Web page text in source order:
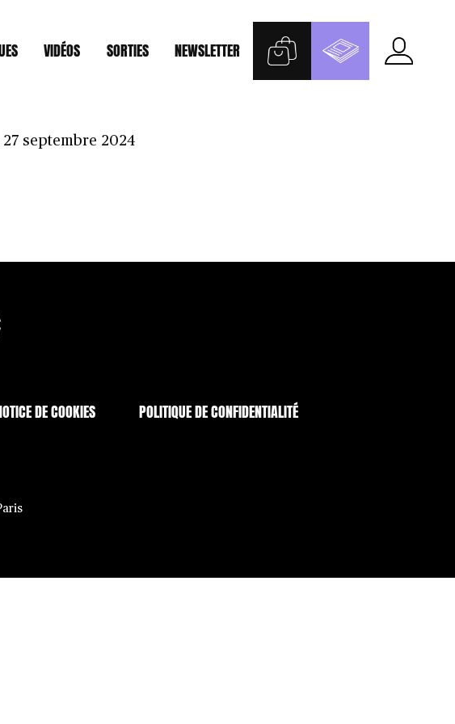
VIDÉOS SORTIES NEWSLETTER
septembre 2024
DE COOKIES POLITIQUE DE CONFIDENTIALITÉ